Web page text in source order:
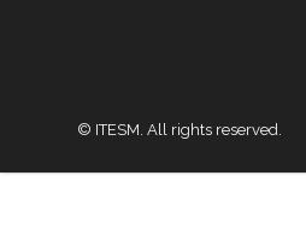
© ITESM. All rights reserved.